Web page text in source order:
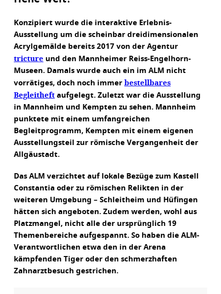
Konzipiert wurde die interaktive Erlebnis-
Ausstellung um die scheinbar dreidimensionalen
Acrylgemälde bereits 2017 von der Agentur
tricture und den Mannheimer Reiss-Engelhorn-
Museen. Damals wurde auch ein im ALM nicht
vorrätiges, doch noch immer bestellbares
Begleitheft aufgelegt. Zuletzt war die Ausstellung
in Mannheim und Kempten zu sehen. Mannheim
punktete mit einem umfangreichen
Begleitprogramm, Kempten mit einem eigenen
Ausstellungsteil zur römische Vergangenheit der
Allgäustadt.
Das ALM verzichtet auf lokale Bezüge zum Kastell
Constantia oder zu römischen Relikten in der
weiteren Umgebung – Schleitheim und Hüfingen
hätten sich angeboten. Zudem werden, wohl aus
Platzmangel, nicht alle der ursprünglich 19
Themenbereiche aufgespannt. So haben die ALM-
Verantwortlichen etwa den in der Arena
kämpfenden Tiger oder den schmerzhaften
Zahnarztbesuch gestrichen.